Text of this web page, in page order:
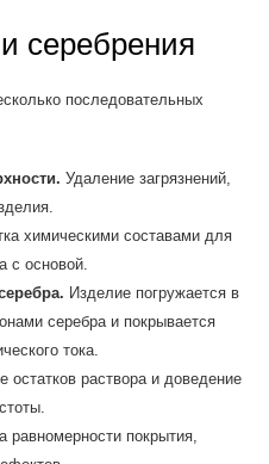
серебрения
последовательных
Удаление загрязнений,
химическими составами для
с основой.
Изделие погружается в
серебра и покрывается
тока.
остатков раствора и доведение
равномерности покрытия,